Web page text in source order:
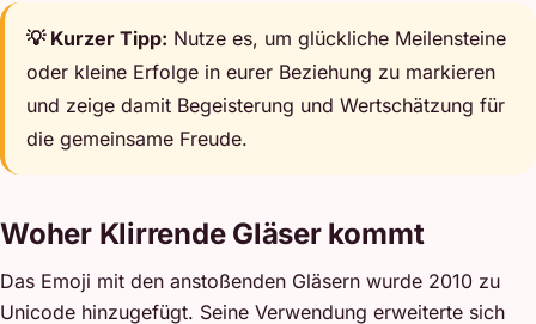
💡 Kurzer Tipp: Nutze es, um glückliche Meilensteine
oder kleine Erfolge in eurer Beziehung zu markieren
und zeige damit Begeisterung und Wertschätzung für
die gemeinsame Freude.
Woher Klirrende Gläser kommt
Das Emoji mit den anstoßenden Gläsern wurde 2010 zu
Unicode hinzugefügt. Seine Verwendung erweiterte sich